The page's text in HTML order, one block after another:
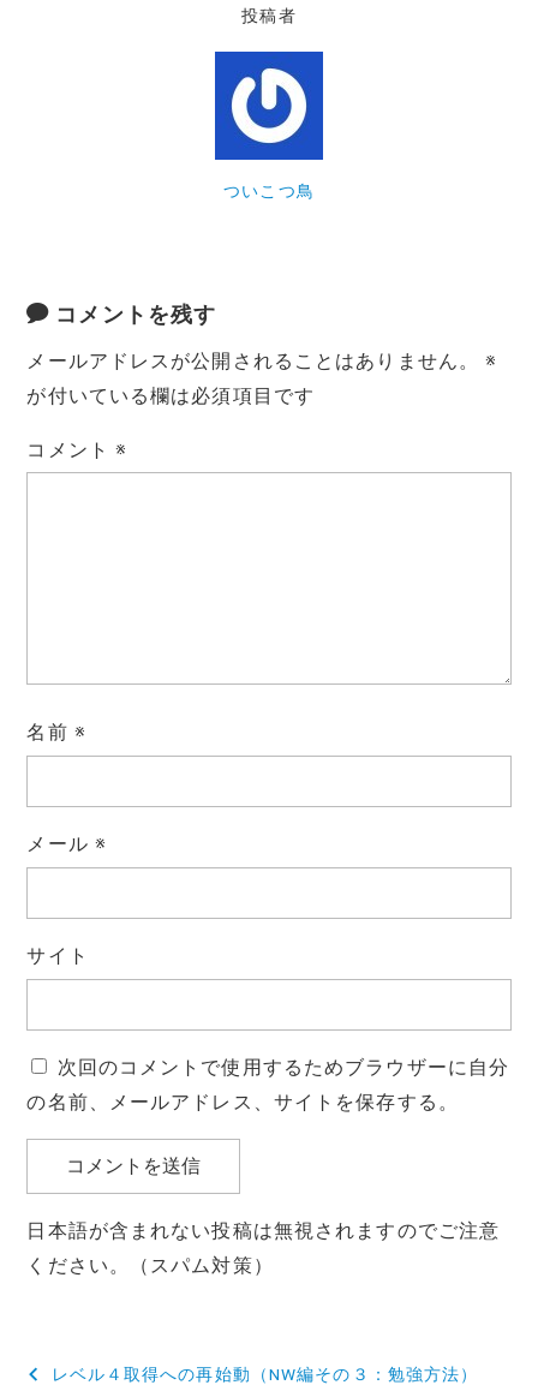
投稿者
ついこつ鳥
コメントを残す
メールアドレスが公開されることはありません。
※
が付いている欄は必須項目です
コメント※
名前 ※
メール ※
サイト
次回のコメントで使用するためブラウザーに自分
の名前、メールアドレス、サイトを保存する。
日本語が含まれない投稿は無視されますのでご注意
ください。（スパム対策）
投
レベル４取得への再始動（NW編その３：勉強方法）